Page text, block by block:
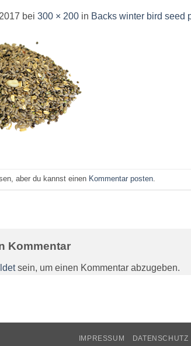
bei 300 × 200 in Backs winter bird seed
aber du kannst einen Kommentar posten
Kommentar
sein, um einen Kommentar abzugeben.
IMPRESSUM DATENSCHUTZ